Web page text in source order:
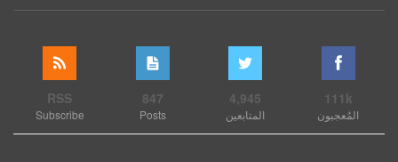
111k
المُعجبون
4,945
المتابعين
847
Posts
RSS
Subscribe